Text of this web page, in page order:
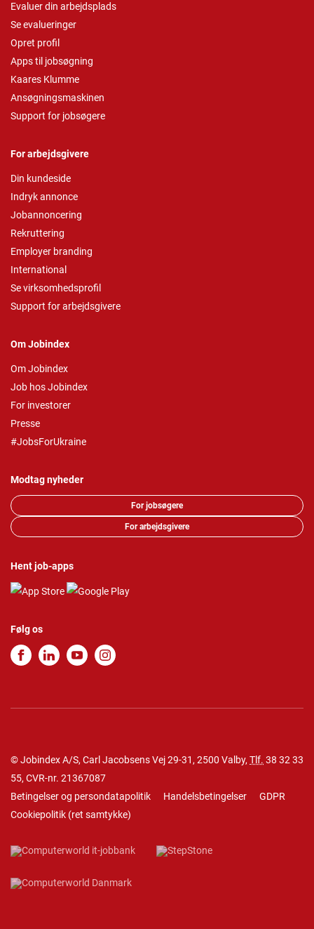
Evaluer din arbejdsplads
Se evalueringer
Opret profil
Apps til jobsøgning
Kaares Klumme
Ansøgningsmaskinen
Support for jobsøgere
For arbejdsgivere
Din kundeside
Indryk annonce
Jobannoncering
Rekruttering
Employer branding
International
Se virksomhedsprofil
Support for arbejdsgivere
Om Jobindex
Om Jobindex
Job hos Jobindex
For investorer
Presse
#JobsForUkraine
Modtag nyheder
For jobsøgere
For arbejdsgivere
Hent job-apps
Følg os
© Jobindex A/S, Carl Jacobsens Vej 29-31, 2500 Valby, Tlf. 38 32 33
55, CVR-nr. 21367087
Betingelser og persondatapolitik
Handelsbetingelser
GDPR
Cookiepolitik (ret samtykke)